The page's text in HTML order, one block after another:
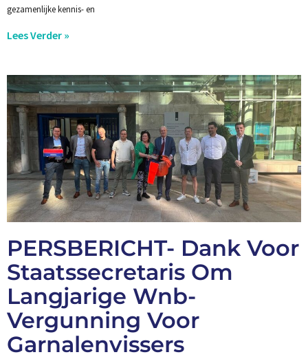
gezamenlijke kennis- en
Lees Verder »
PERSBERICHT- Dank Voor
Staatssecretaris Om
Langjarige Wnb-
Vergunning Voor
Garnalenvissers